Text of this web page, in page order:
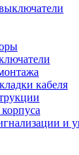
кабеля
и